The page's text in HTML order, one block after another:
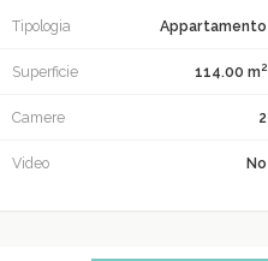
Tipologia Appartamento
Superficie 114.00 m2
Camere 2
Video No